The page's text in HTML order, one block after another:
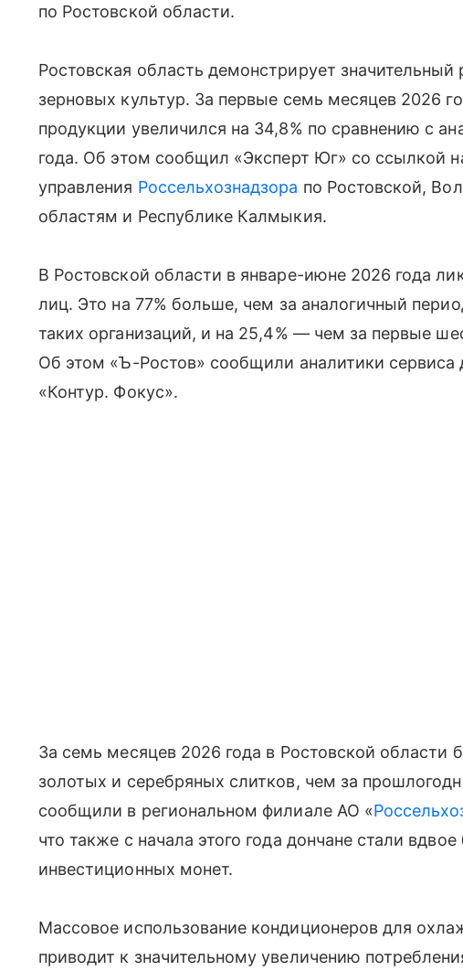
по Ростовской области.
Ростовская область демонстрирует значительный
зерновых культур. За первые семь месяцев 2026
продукции увеличился на 34,8% по сравнению с
года. Об этом сообщил «Эксперт Юг» со ссылкой
управления Россельхознадзора по Ростовской,
областям и Республике Калмыкия.
В Ростовской области в январе-июне 2026 года
лиц. Это на 77% больше, чем за аналогичный
таких организаций, и на 25,4% — чем за первые
Об этом «Ъ-Ростов» сообщили аналитики сервиса
«Контур. Фокус».
За семь месяцев 2026 года в Ростовской области
золотых и серебряных слитков, чем за
сообщили в региональном филиале АО «
что также с начала этого года дончане стали
инвестиционных монет.
Массовое использование кондиционеров для
приводит к значительному увеличению